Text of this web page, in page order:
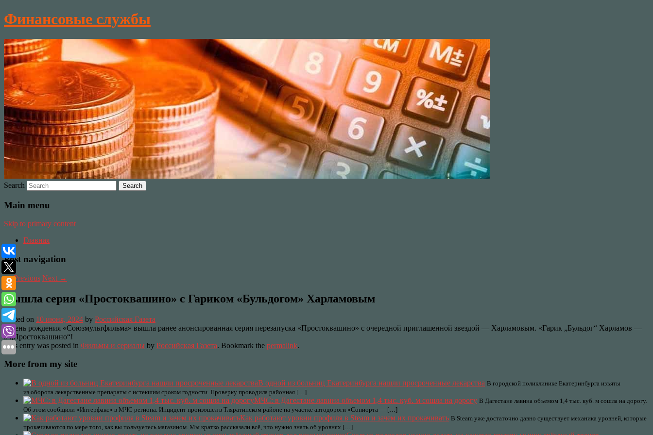
Финансовые службы
Search
Main menu
Skip to primary content
Главная
Post navigation
←Previous Next →
Вышла серия «Простоквашино» с Гариком «Бульдогом» Харламовым
Posted on 10 июня, 2024 by Российская Газета
В день рождения «Союзмультфильма» вышла ранее анонсированная серия перезапуска «Простоквашино» с очередной приглашенной звездой — Харламовым. «Гарик „Бульдог“ Харламов —
в „Простоквашино“!
This entry was posted in Фильмы и сериалы by Российская Газета. Bookmark the permalink.
More from my site
В одной из больниц Екатеринбурга нашли просроченные лекарства В городской поликлинике Екатеринбурга изъяты
из оборота лекарственные препараты с истекшим сроком годности. Проверку проводила районная […]
МЧС: в Дагестане лавина объемом 1,4 тыс. куб. м сошла на дорогу В Дагестане лавина объемом 1,4 тыс. куб. м сошла на дорогу.
Об этом сообщили «Интерфакс» в МЧС региона. Инцидент произошел в Тляратинском районе на участке автодороги «Сониорта — […]
Как работают уровни профиля в Steam и зачем их прокачивать В Steam уже достаточно давно существует механика уровней, которые
прокачиваются по мере того, как вы пользуетесь магазином. Мы кратко рассказали всё, что нужно знать об уровнях […]